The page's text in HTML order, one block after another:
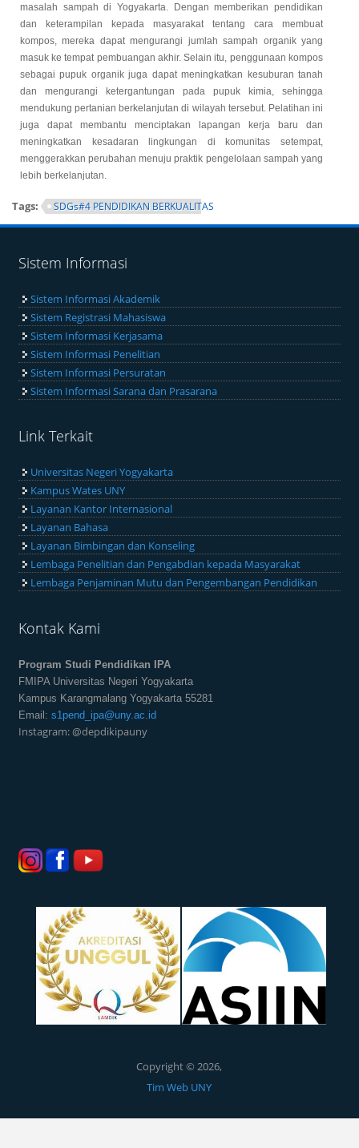
masalah sampah di Yogyakarta. Dengan memberikan pendidikan
dan keterampilan kepada masyarakat tentang cara membuat
kompos, mereka dapat mengurangi jumlah sampah organik yang
masuk ke tempat pembuangan akhir. Selain itu, penggunaan kompos
sebagai pupuk organik juga dapat meningkatkan kesuburan tanah
dan mengurangi ketergantungan pada pupuk kimia, sehingga
mendukung pertanian berkelanjutan di wilayah tersebut. Pelatihan ini
juga dapat membantu menciptakan lapangan kerja baru dan
meningkatkan kesadaran lingkungan di komunitas setempat,
menggerakkan perubahan menuju praktik pengelolaan sampah yang
lebih berkelanjutan.
Tags: SDGs#4 PENDIDIKAN BERKUALITAS
Sistem Informasi
Sistem Informasi Akademik
Sistem Registrasi Mahasiswa
Sistem Informasi Kerjasama
Sistem Informasi Penelitian
Sistem Informasi Persuratan
Sistem Informasi Sarana dan Prasarana
Link Terkait
Universitas Negeri Yogyakarta
Kampus Wates UNY
Layanan Kantor Internasional
Layanan Bahasa
Layanan Bimbingan dan Konseling
Lembaga Penelitian dan Pengabdian kepada Masyarakat
Lembaga Penjaminan Mutu dan Pengembangan Pendidikan
Kontak Kami
Program Studi Pendidikan IPA
FMIPA Universitas Negeri Yogyakarta
Kampus Karangmalang Yogyakarta 55281
Email:s1pend_ipa@uny.ac.id
Instagram: @depdikipauny
Copyright © 2026,
Tim Web UNY